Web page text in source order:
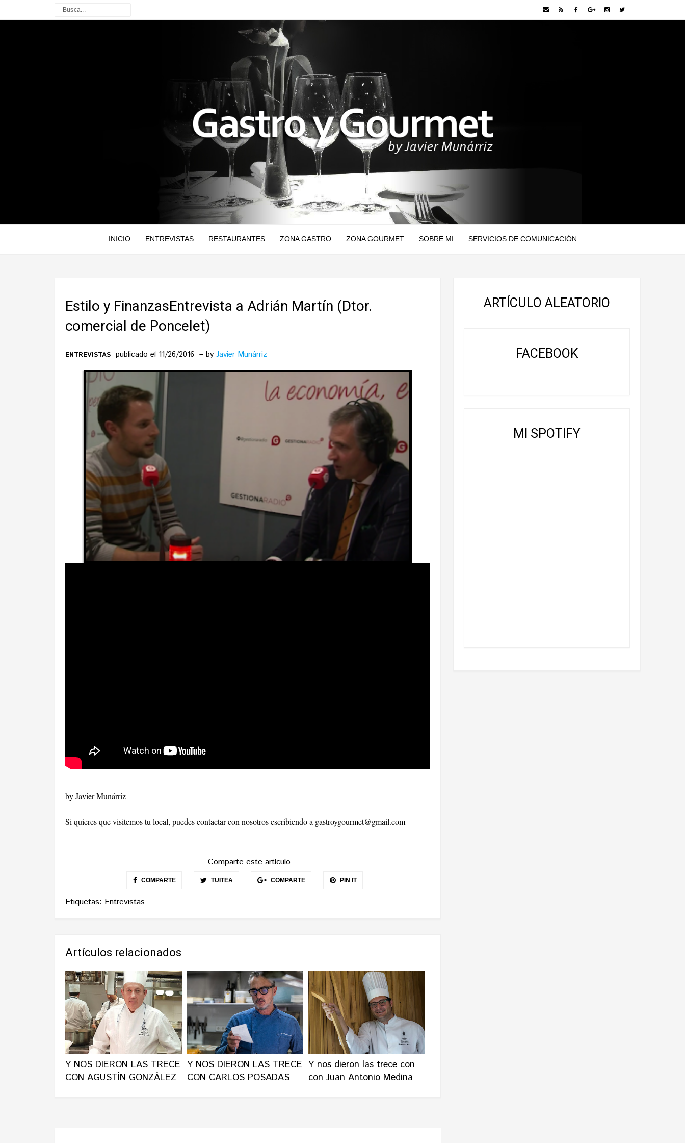
INICIO ENTREVISTAS RESTAURANTES ZONA GASTRO ZONA GOURMET SOBRE MI SERVICIOS DE COMUNICACIÓN
Estilo y FinanzasEntrevista a Adrián Martín (Dtor.
comercial de Poncelet)
ENTREVISTAS publicado el 11/26/2016 by Javier Munárriz
by Javier Munárriz
Si quieres que visitemos tu local, puedes contactar con nosotros escribiendo a gastroygourmet@gmail.com
Comparte este artículo
COMPARTE TUITEA COMPARTE PIN IT
Etiquetas: Entrevistas
Artículos relacionados
Y NOS DIERON LAS TRECE
CON AGUSTÍN GONZÁLEZ
Y NOS DIERON LAS TRECE
CON CARLOS POSADAS
Y nos dieron las trece con
con Juan Antonio Medina
ARTÍCULO ALEATORIO
FACEBOOK
MI SPOTIFY